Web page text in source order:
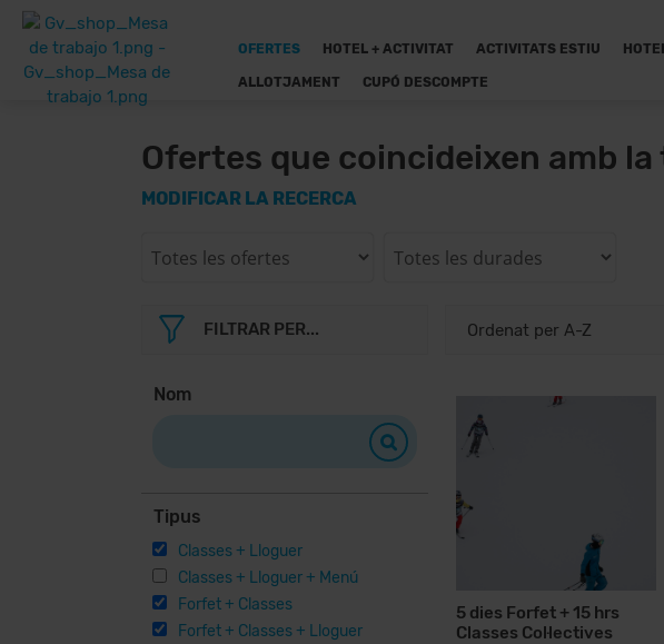
OFERTES HOTEL + ACTIVITAT ACTIVITATS ESTIU
ALLOTJAMENT CUPÓ DESCOMPTE
Ofertes que coincideixen amb la
MODIFICAR LA RECERCA
FILTRAR PER...
Nom
Tipus
Classes + Lloguer
Classes + Lloguer + Menú
Forfet + Classes
Forfet + Classes + Lloguer
5 dies Forfet + 15 hrs
Classes Col·lectives